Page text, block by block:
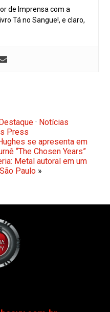
de Imprensa com a
Tá no Sangue!, e claro,
· Notícias
Press
se apresenta em
“The Chosen Years”
Metal autoral em um
Paulo »